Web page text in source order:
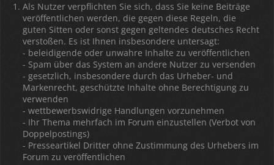
Als Nutzer verpflichten Sie sich, dass Sie keine Beiträge
veröffentlichen werden, die gegen diese Regeln, die
guten Sitten oder sonst gegen geltendes deutsches Recht
verstoßen. Es ist Ihnen insbesondere untersagt:
- beleidigende oder unwahre Inhalte zu veröffentlichen
- Spam über das System an andere Nutzer zu versenden
- gesetzlich, insbesondere durch das Urheber- und
Markenrecht, geschützte Inhalte ohne Berechtigung zu
verwenden
- wettbewerbswidrige Handlungen vorzunehmen
- Ihr Thema mehrfach im Forum einzustellen (Verbot von
Doppelpostings)
- Presseartikel Dritter ohne Zustimmung des Urhebers im
Forum zu veröffentlichen